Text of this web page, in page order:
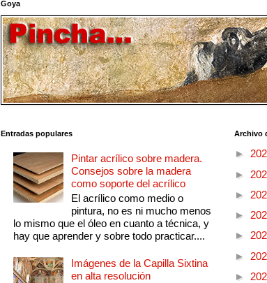
Goya
Entradas populares
Pintar acrílico sobre madera.
Consejos sobre la madera
como soporte del acrílico
El acrílico como medio o
pintura, no es ni mucho menos
lo mismo que el óleo en cuanto a técnica, y
hay que aprender y sobre todo practicar....
Imágenes de la Capilla Sixtina
en alta resolución
Archivo
►
►
►
►
►
►
►